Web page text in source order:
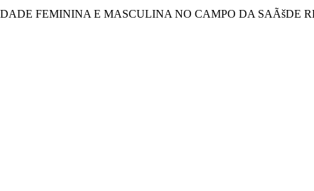
FEMININA E MASCULINA NO CAMPO DA SAÃšDE